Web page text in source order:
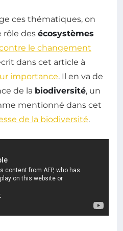
ces thématiques, on
rôle des écosystèmes
le changement
dans cet article à
importance. Il en va de
de la biodiversité, un
mentionné dans cet
de la biodiversité.